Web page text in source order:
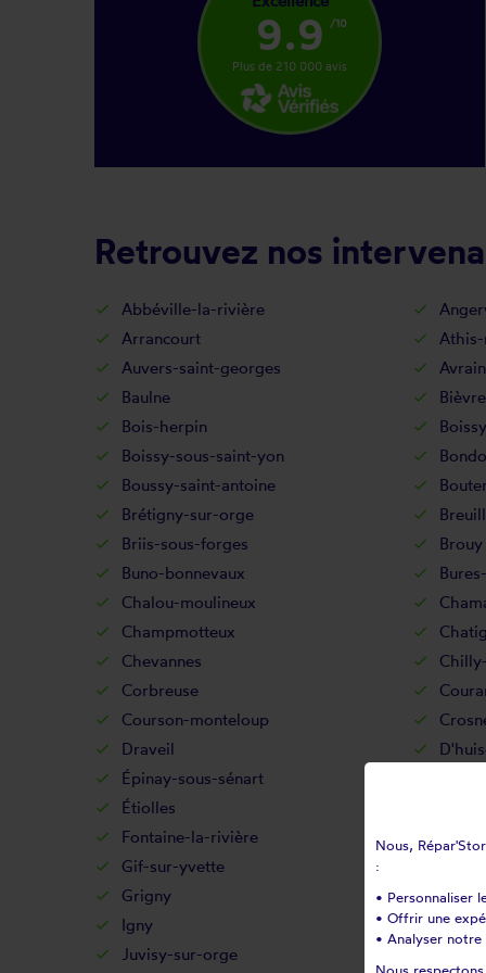
9.9 /10
Plus de 210 000 avis
Retrouvez nos
Abbéville-la-rivière
Arrancourt
Auvers-saint-georges
Baulne
Bois-herpin
Boissy-sous-saint-yon
Boussy-saint-antoine
Brétigny-sur-orge
Briis-sous-forges
Brouy
Buno-bonnevaux
Chalou-moulineux
Champmotteux
Chevannes
Corbreuse
Courson-monteloup
Draveil
Épinay-sous-sénart
Étiolles
Fontaine-la-rivière
Gif-sur-yvette
Grigny
Igny
Juvisy-sur-orge
Nous,
:
• Personnaliser
• Offrir une
• Analyser notre